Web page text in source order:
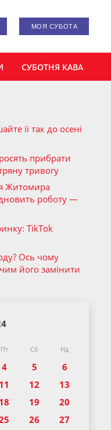
МОЯ СУБОТА
СУБОТНЯ КАВА
її так до осені
прибрати
тривогу
Житомира
роботу —
TikTok
Ось чому
його замінити
Пт Сб Нд
4 5
6
11 12
13
18 19
20
26
27